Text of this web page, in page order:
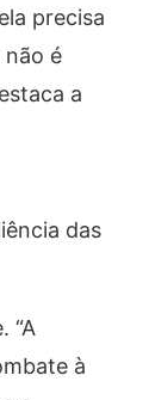
precisa
é
a
das
“A
à